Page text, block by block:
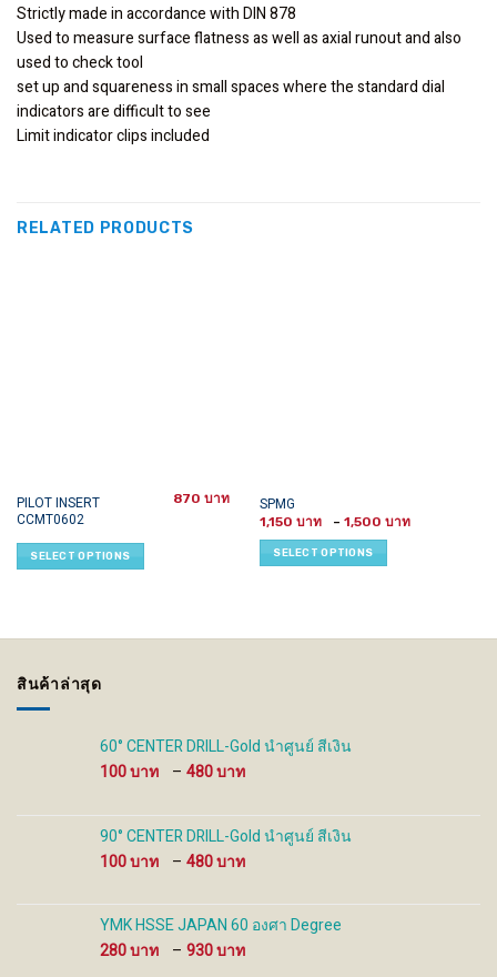
Strictly made in accordance with DIN 878
Used to measure surface flatness as well as axial runout and also
used to check tool
set up and squareness in small spaces where the standard dial
indicators are difficult to see
Limit indicator clips included
RELATED PRODUCTS
PILOT INSERT
CCMT0602
870
SELECT OPTIONS
This
product
has
multiple
chosen
on
SPMG
1,150 – 1,500
SELECT OPTIONS
This
product
has
multiple
product
สินค้าล่าสุด
60° CENTER DRILL-Gold นำศูนย์ สีเงิน
100
– 480
100 ฿
through
480 ฿
90° CENTER DRILL-Gold นำศูนย์ สีเงิน
100
– 480
100 ฿
through
YMK HSSE JAPAN 60 องศา Degree
280
– 930